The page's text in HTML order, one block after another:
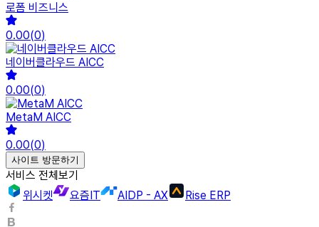
로폼 비즈니스
0.00(0)
네이버클라우드 AICC
0.00(0)
MetaM AICC
0.00(0)
사이트 방문하기
서비스 전체보기
위시켓
요즘IT AIDP - AX Rise ERP